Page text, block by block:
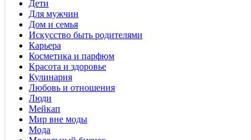
Дети
Для мужчин
Дом и семья
Искусство быть родителями
Карьера
Косметика и парфюм
Красота и здоровье
Кулинария
Любовь и отношения
Люди
Мейкап
Мир вне моды
Мода